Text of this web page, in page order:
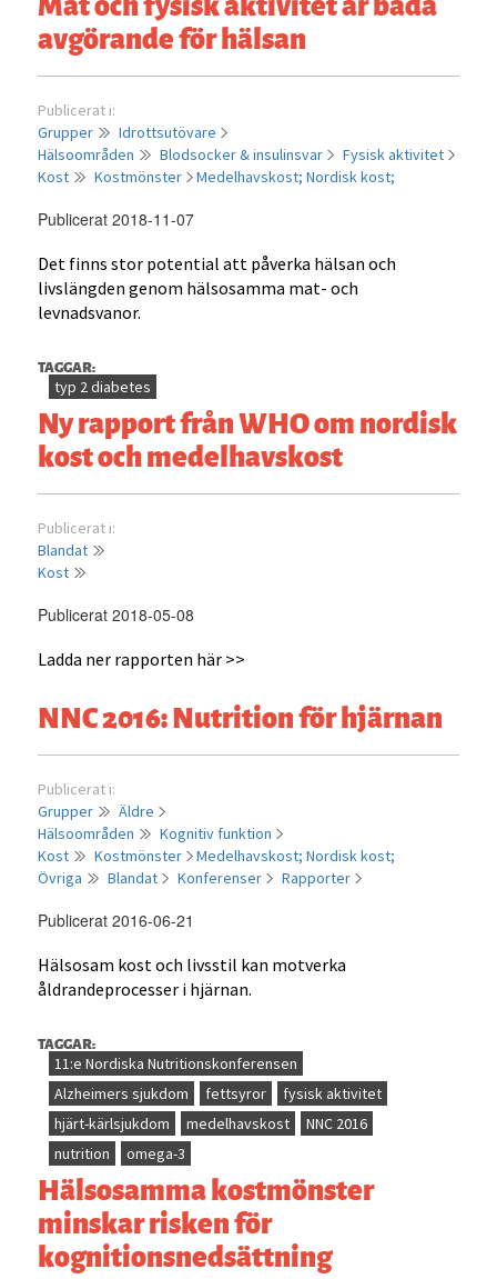
ungdomar
–
studien
avgörande för hälsan
Publicerat i:
Grupper
Idrottsutövare
Hälsoområden
Blodsocker & insulinsvar
Fysisk aktivitet
Kost
Kostmönster Medelhavskost;Nordisk kost;
Publicerat 2018-11-07
Det finns stor potential att påverka hälsan och
livslängden genom hälsosamma mat- och
levnadsvanor.
TAGGAR:
typ 2 diabetes
Ny rapport från WHO om nordisk
kost och medelhavskost
Publicerat i:
Blandat
Kost
Publicerat 2018-05-08
Ladda ner rapporten här >>
NNC 2016: Nutrition för hjärnan
Publicerat i:
Grupper
Äldre
Hälsoområden
Kognitiv funktion
Kost
Kostmönster Medelhavskost;Nordisk kost;
Övriga
Blandat Konferenser Rapporter
Publicerat 2016-06-21
Hälsosam kost och livsstil kan motverka
åldrandeprocesser i hjärnan.
TAGGAR:
11:e Nordiska Nutritionskonferensen
Alzheimers sjukdom
fettsyror
fysisk aktivitet
hjärt-kärlsjukdom
medelhavskost
NNC 2016
nutrition
omega-3
Hälsosamma kostmönster
minskar risken för
kognitionsnedsättning